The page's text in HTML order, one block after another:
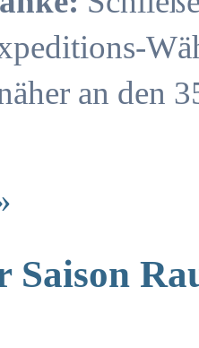
an den
Saison